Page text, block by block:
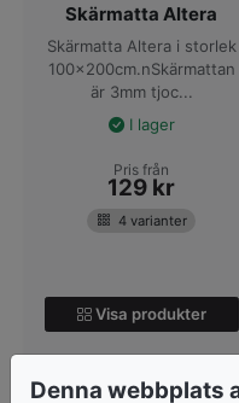
Skärmatta Altera
Skärmatta Altera i storlek
100x200cm.nSkärmattan
är 3mm tjoc...
I lager
Pris från
129 kr
4 varianter
Visa produkter
Denna webbplats